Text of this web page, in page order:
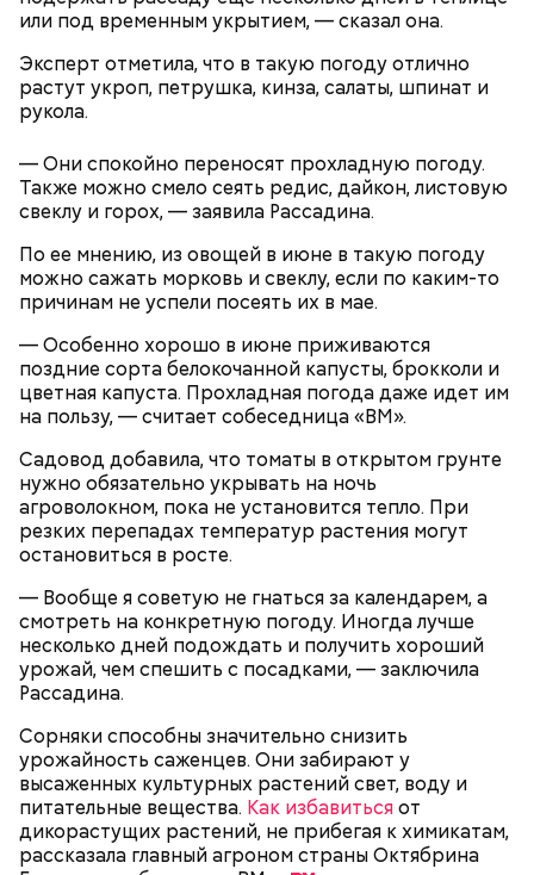
или под временным укрытием, — сказал она.
Эксперт отметила, что в такую погоду отлично
растут укроп, петрушка, кинза, салаты, шпинат и
рукола.
— Они спокойно переносят прохладную погоду.
Также можно смело сеять редис, дайкон, листовую
свеклу и горох, — заявила Рассадина.
По ее мнению, из овощей в июне в такую погоду
можно сажать морковь и свеклу, если по каким-то
причинам не успели посеять их в мае.
— Особенно хорошо в июне приживаются
поздние сорта белокочанной капусты, брокколи и
цветная капуста. Прохладная погода даже идет им
на пользу, — считает собеседница «ВМ».
Садовод добавила, что томаты в открытом грунте
нужно обязательно укрывать на ночь
агроволокном, пока не установится тепло. При
резких перепадах температур растения могут
остановиться в росте.
— Вообще я советую не гнаться за календарем, а
смотреть на конкретную погоду. Иногда лучше
несколько дней подождать и получить хороший
урожай, чем спешить с посадками, — заключила
Рассадина.
Сорняки способны значительно снизить
урожайность саженцев. Они забирают у
высаженных культурных растений свет, воду и
питательные вещества. Как избавитьсяот
дикорастущих растений, не прибегая к химикатам,
рассказала главный агроном страны Октябрина
День «Счастье случается»
День «Счастье случается» был инициирован
Тайным обществом счастливых людей, чтобы
кроется в мелочах. Отпраздновать этот день
можно, поделившись с другими людьми
счастливыми моментами из своей жизни.
Противень ставится в духовку, разогретую до 180–
190 градусов. Спагетти из кабачка нужно запекать
25–30 минут.
Уберут отеки и улучшат зрение:
диетолог Соломатина рассказала
о пользе кабачков
Кабачки, тушеные с курицей
Как приготовить домашний
майонез: три простых рецепта
Эндокринолог Куликова
объяснила, в чем заключается
польза сезонных овощей и
фруктов